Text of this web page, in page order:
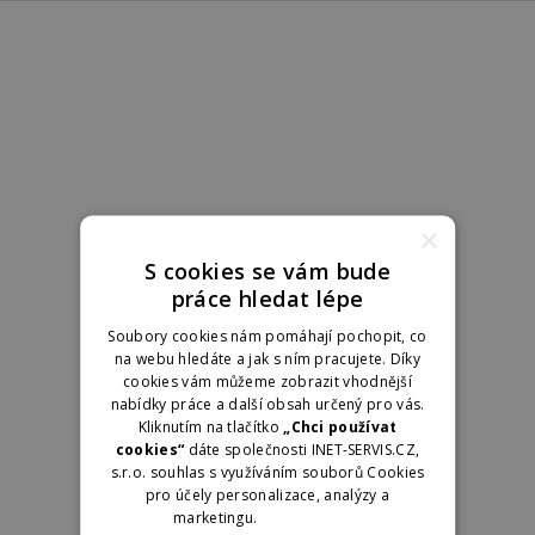
×
S cookies se vám bude
práce hledat lépe
Soubory cookies nám pomáhají pochopit, co
na webu hledáte a jak s ním pracujete. Díky
cookies vám můžeme zobrazit vhodnější
nabídky práce a další obsah určený pro vás.
Kliknutím na tlačítko
„Chci používat
cookies“ dáte společnosti INET-SERVIS.CZ,
s.r.o. souhlas s využíváním souborů Cookies
pro účely personalizace, analýzy a
marketingu.